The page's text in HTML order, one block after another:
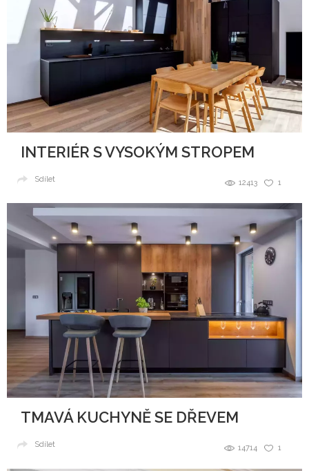
INTERIÉR S VYSOKÝM STROPEM
1
12413
Sdílet
TMAVÁ KUCHYNĚ SE DŘEVEM
1
14714
Sdílet